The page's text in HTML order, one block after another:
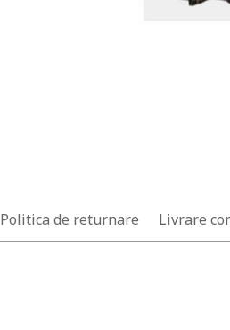
Politica de returnare Livrare